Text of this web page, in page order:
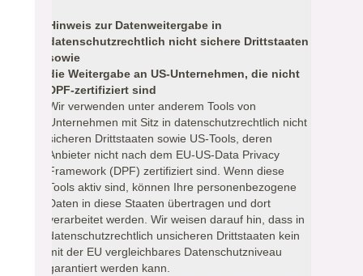
Hinweis zur Datenweitergabe in
datenschutzrechtlich nicht sichere Drittstaaten
sowie
die Weitergabe an US-Unternehmen, die nicht
DPF-zertifiziert sind
Wir verwenden unter anderem Tools von
Unternehmen mit Sitz in datenschutzrechtlich nicht
sicheren Drittstaaten sowie US-Tools, deren
Anbieter nicht nach dem EU-US-Data Privacy
Framework (DPF) zertifiziert sind. Wenn diese
Tools aktiv sind, können Ihre personenbezogene
Daten in diese Staaten übertragen und dort
verarbeitet werden. Wir weisen darauf hin, dass in
datenschutzrechtlich unsicheren Drittstaaten kein
mit der EU vergleichbares Datenschutzniveau
garantiert werden kann.